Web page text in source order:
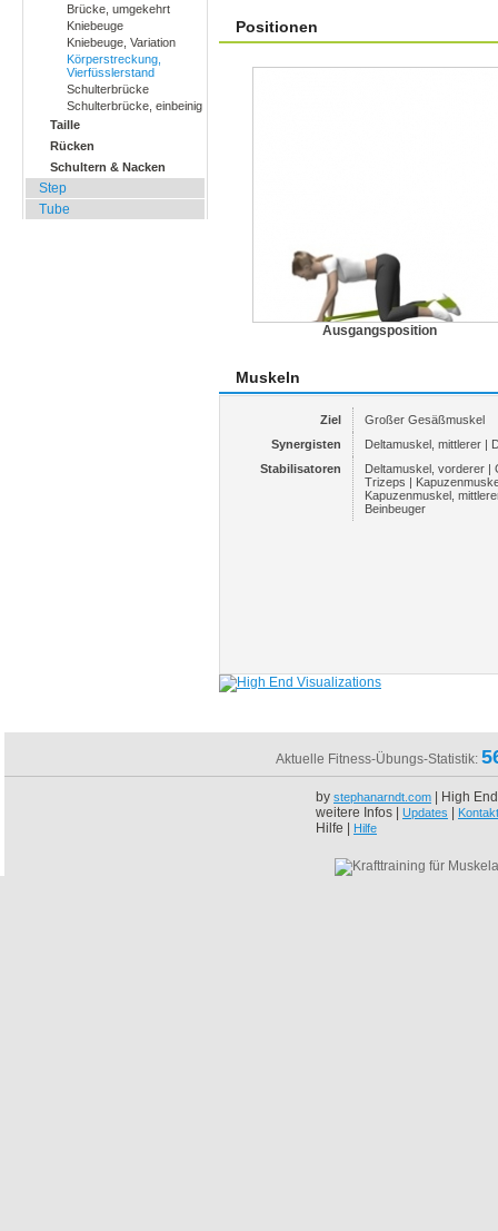
Brücke, umgekehrt
Kniebeuge
Kniebeuge, Variation
Körperstreckung,
Vierfüsslerstand
Schulterbrücke
Schulterbrücke, einbeinig
Taille
Rücken
Schultern & Nacken
Step
Tube
Positionen
Ausgangsposition
Muskeln
Ziel
Großer Gesäßmuskel
Synergisten
Deltamuskel, mittlerer |
Stabilisatoren
Deltamuskel, vorderer |
Trizeps |
Kapuzenmuskel,
Beinbeuger
Aktuelle Fitness-Übungs-Statistik:
by stephanarndt.com | High
weitere Infos | Updates Kontakt
Hilfe | Hilfe